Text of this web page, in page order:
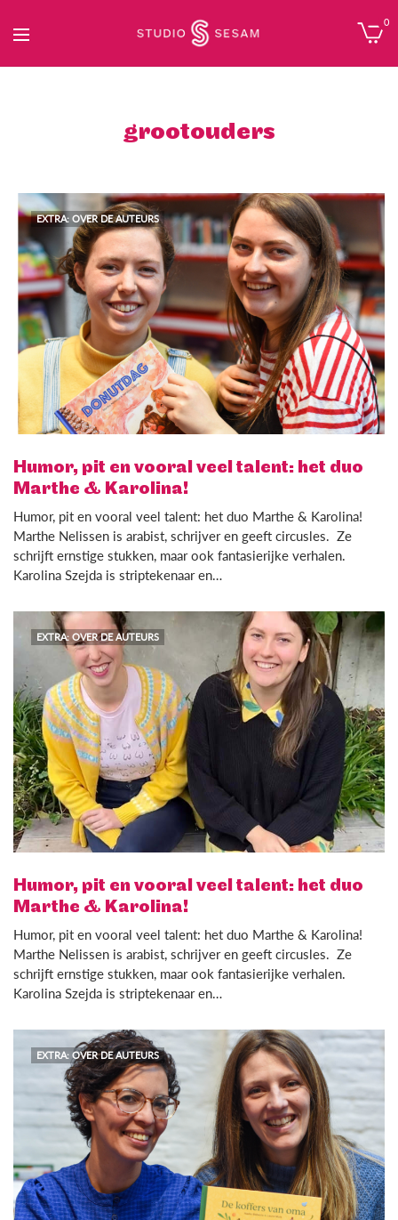
0
grootouders
EXTRA: OVER DE AUTEURS
Humor, pit en vooral veel talent: het duo
Marthe & Karolina!
Humor, pit en vooral veel talent: het duo Marthe & Karolina!
Marthe Nelissen is arabist, schrijver en geeft circusles. Ze
schrijft ernstige stukken, maar ook fantasierijke verhalen.
Karolina Szejda is striptekenaar en…
EXTRA: OVER DE AUTEURS
Humor, pit en vooral veel talent: het duo
Marthe & Karolina!
Humor, pit en vooral veel talent: het duo Marthe & Karolina!
Marthe Nelissen is arabist, schrijver en geeft circusles. Ze
schrijft ernstige stukken, maar ook fantasierijke verhalen.
Karolina Szejda is striptekenaar en…
EXTRA: OVER DE AUTEURS